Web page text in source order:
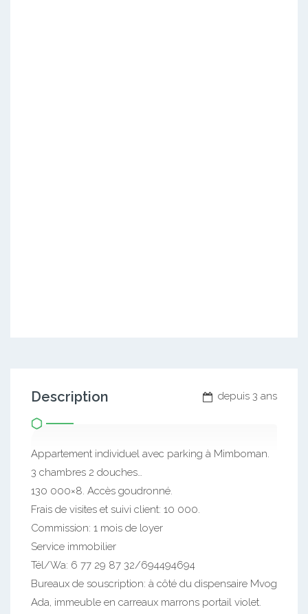
depuis 3 ans
Description
Appartement individuel avec parking à Mimboman.
3 chambres 2 douches…
130 000×8. Accès goudronné.
Frais de visites et suivi client: 10 000.
Commission: 1 mois de loyer
Service immobilier
Tél/Wa: 6 77 29 87 32/694494694
Bureaux de souscription: à côté du dispensaire Mvog
Ada, immeuble en carreaux marrons portail violet.